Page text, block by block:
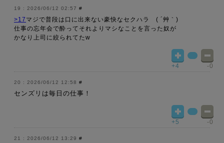
2026/06/12 02:57 #
>17 マジで普段は口に出来ない豪快なセクハラ ( ´艸｀)
仕事の忘年会で酔ってそれよりマシなことを言った奴が
かなり上司に絞られてたw
+4 -0
2026/06/12 12:58 #
センズリは毎日の仕事！
+5 -0
2026/06/12 13:29 #